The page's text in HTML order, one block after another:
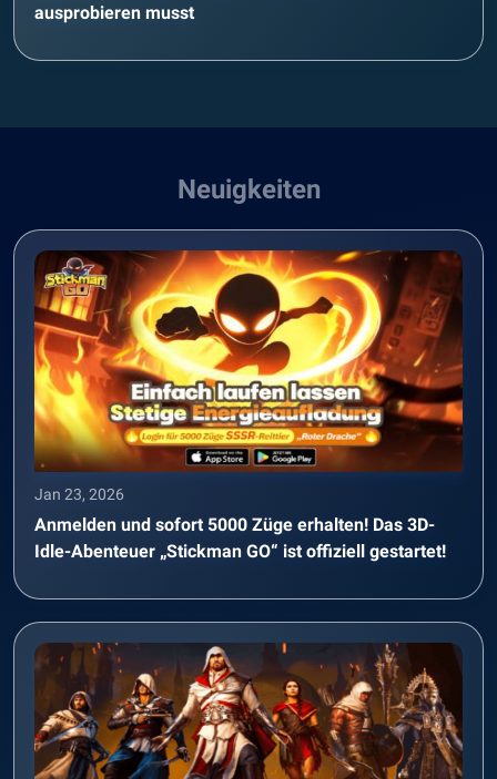
ausprobieren musst
Neuigkeiten
Jan 23, 2026
Anmelden und sofort 5000 Züge erhalten! Das 3D-
Idle-Abenteuer „Stickman GO“ ist offiziell gestartet!